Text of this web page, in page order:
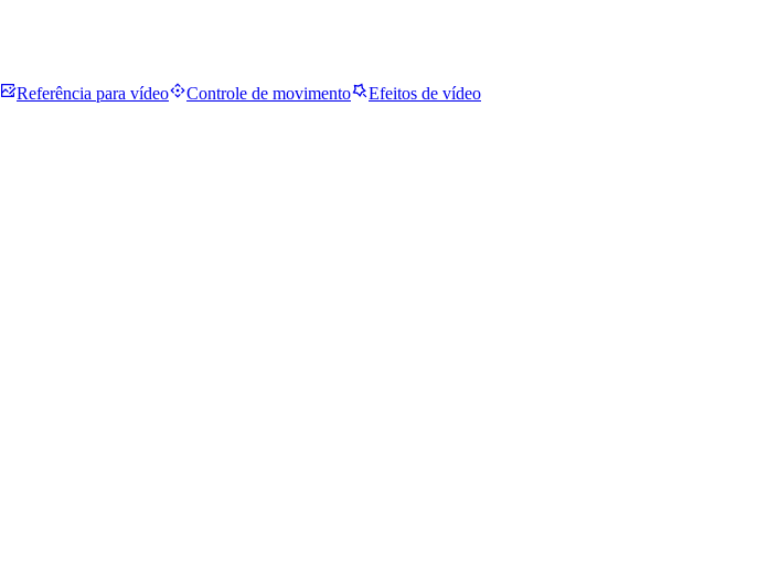
Referência para vídeo Controle de movimento Efeitos de vídeo